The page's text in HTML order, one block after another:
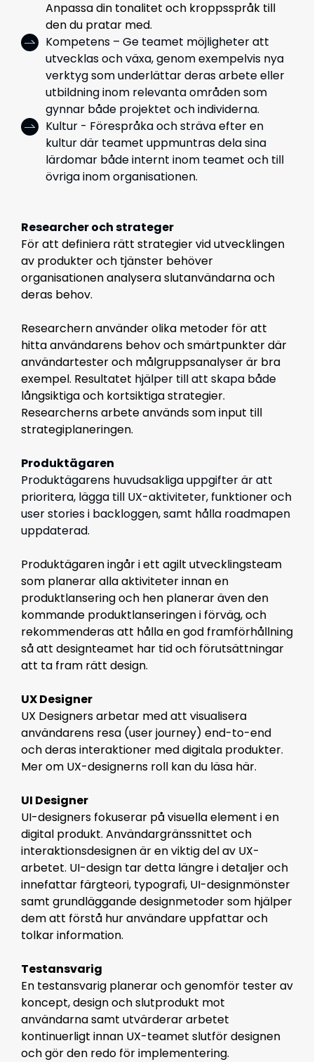
Anpassa din tonalitet och kroppsspråk till
den du pratar med.
Kompetens – Ge teamet möjligheter att
utvecklas och växa, genom exempelvis nya
verktyg som underlättar deras arbete eller
utbildning inom relevanta områden som
gynnar både projektet och individerna.
Kultur - Förespråka och sträva efter en
kultur där teamet uppmuntras dela sina
lärdomar både internt inom teamet och till
övriga inom organisationen.
Researcher och strateger
För att definiera rätt strategier vid utvecklingen
av produkter och tjänster behöver
organisationen analysera slutanvändarna och
deras behov.
Researchern använder olika metoder för att
hitta användarens behov och smärtpunkter där
användartester och målgruppsanalyser är bra
exempel. Resultatet hjälper till att skapa både
långsiktiga och kortsiktiga strategier.
Researcherns arbete används som input till
strategiplaneringen.
Produktägaren
Produktägarens huvudsakliga uppgifter är att
prioritera, lägga till UX-aktiviteter, funktioner och
user stories i backloggen, samt hålla roadmapen
uppdaterad.
Produktägaren ingår i ett agilt utvecklingsteam
som planerar alla aktiviteter innan en
produktlansering och hen planerar även den
kommande produktlanseringen i förväg, och
rekommenderas att hålla en god framförhållning
så att designteamet har tid och förutsättningar
att ta fram rätt design.
UX Designer
UX Designers arbetar medatt visualisera
användarens resa (user journey) end-to-end
och deras interaktioner med digitala produkter.
Mer om UX-designerns roll kan du läsa här.
UI Designer
UI-designers fokuserar på visuella element i en
digital produkt. Användargränssnittet och
interaktionsdesignen är en viktig del av UX-
arbetet. UI-design tar detta längre i detaljer och
innefattar färgteori, typografi, UI-designmönster
samt grundläggande designmetoder som hjälper
dem att förstå hur användare uppfattar och
tolkar information.
Testansvarig
En testansvarig planerar och genomför tester av
koncept, design och slutprodukt mot
användarna samt utvärderar arbetet
kontinuerligt innan UX-teamet slutför designen
och gör den redo för implementering.